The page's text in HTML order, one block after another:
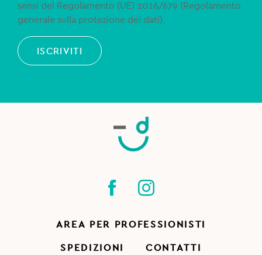
sensi del Regolamento (UE) 2016/679 (Regolamento
generale sulla protezione dei dati).
ISCRIVITI
AREA PER PROFESSIONISTI
SPEDIZIONI CONTATTI